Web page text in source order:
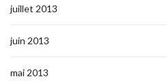
juillet 2013
juin 2013
mai 2013